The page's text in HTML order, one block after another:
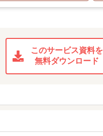
このサービス資料を
無料ダウンロード